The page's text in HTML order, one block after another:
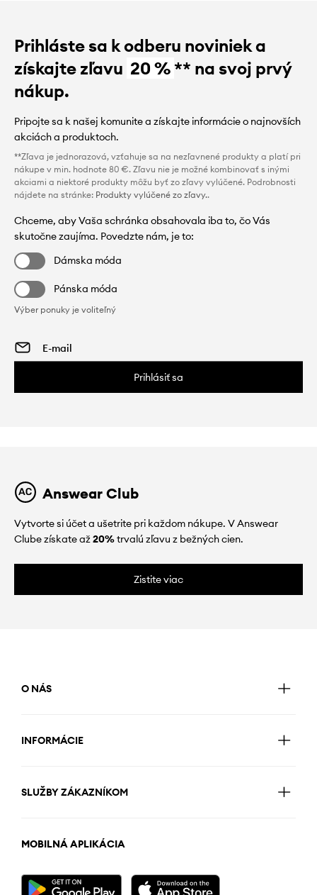
Prihláste sa k odberu noviniek a
získajte zľavu 20 %** na svoj prvý
nákup.
Pripojte sa k našej komunite a získajte informácie o najnovších
akciách a produktoch.
**Zľava je jednorazová, vzťahuje sa na nezľavnené produkty a platí pri
nákupe v min. hodnote 80 €. Zľavu nie je možné kombinovať s inými
akciami a niektoré produkty môžu byť zo zľavy vylúčené. Podrobnosti
nájdete na stránke: Produkty vylúčené zo zľavy..
Chceme, aby Vaša schránka obsahovala iba to, čo Vás
skutočne zaujíma. Povedzte nám, je to:
Dámska móda
Pánska móda
Výber ponuky je voliteľný
Prihlásiť sa
Answear Club
Vytvorte si účet a ušetrite pri každom nákupe. V Answear
Clube získate až20%trvalú zľavu z bežných cien.
Zistite viac
O NÁS
INFORMÁCIE
SLUŽBY ZÁKAZNÍKOM
MOBILNÁ APLIKÁCIA